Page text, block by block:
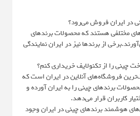
در ایران فروش می‌رود؟
مختلفی هستند که محصولات برندهای
از برندها نیز در ایران نمایندگی
چینی را از تکنولایف خریداری کنم؟
فروشگاه‌های آنلاین در ایران است که
برندهای چینی را به ایران آورده و
کاربران قرار می‌دهد.
هوشمند برندهای چینی در ایران وجود